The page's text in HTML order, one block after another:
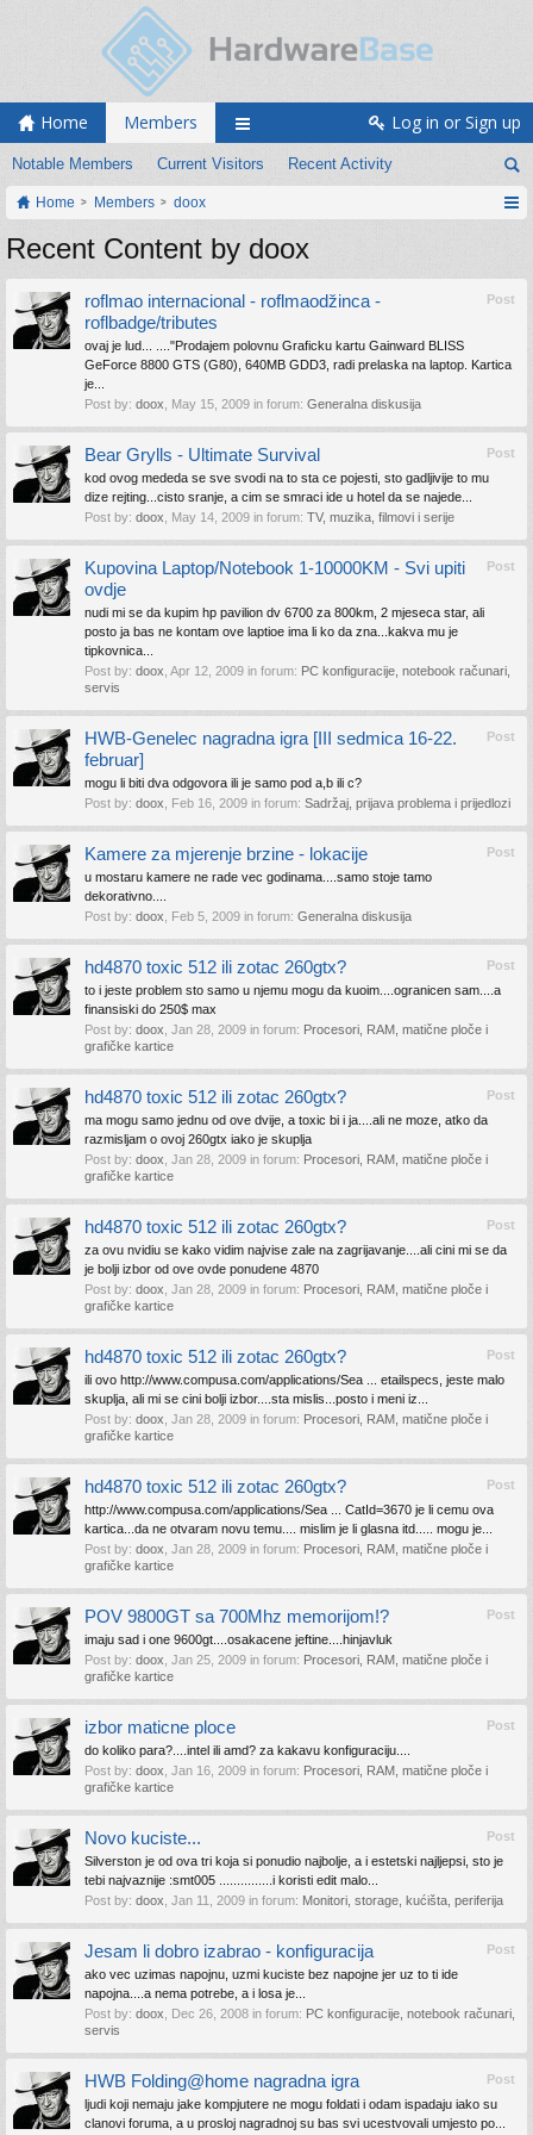
Home Members
Notable Members Current Visitors Recent Activity
Log in or Sign up
Home Members doox
Recent Content by doox
Post
roflmao internacional - roflmaodžinca -
roflbadge/tributes
ovaj je lud... ...."Prodajem polovnu Graficku kartu Gainward BLISS
GeForce 8800 GTS (G80), 640MB GDD3, radi prelaska na laptop. Kartica
je...
Post by: doox May 15, 2009 in forum: Generalna diskusija
Post
Bear Grylls - Ultimate Survival
kod ovog mededa se sve svodi na to sta ce pojesti, sto gadljivije to mu
dize rejting...cisto sranje, a cim se smraci ide u hotel da se najede...
Post by: doox May 14, 2009 in forum: TV, muzika, filmovi i serije
Post
Kupovina Laptop/Notebook 1-10000KM - Svi upiti
ovdje
nudi mi se da kupim hp pavilion dv 6700 za 800km, 2 mjeseca star, ali
posto ja bas ne kontam ove laptioe ima li ko da zna...kakva mu je
tipkovnica...
Post by: doox Apr 12, 2009 in forum: PC konfiguracije, notebook računari,
servis
Post
HWB-Genelec nagradna igra [III sedmica 16-22.
februar]
mogu li biti dva odgovora ili je samo pod a,b ili c?
Post by: doox Feb 16, 2009 in forum: Sadržaj, prijava problema i prijedlozi
Post
Kamere za mjerenje brzine - lokacije
u mostaru kamere ne rade vec godinama....samo stoje tamo
dekorativno....
Post by: doox Feb 5, 2009 in forum: Generalna diskusija
Post
hd4870 toxic 512 ili zotac 260gtx?
to i jeste problem sto samo u njemu mogu da kuoim....ogranicen sam....a
finansiski do 250$ max
Post by: doox Jan 28, 2009 in forum: Procesori, RAM, matične ploče i
grafičke kartice
Post
hd4870 toxic 512 ili zotac 260gtx?
ma mogu samo jednu od ove dvije, a toxic bi i ja....ali ne moze, atko da
razmisljam o ovoj 260gtx iako je skuplja
Post by: doox Jan 28, 2009 in forum: Procesori, RAM, matične ploče i
grafičke kartice
Post
hd4870 toxic 512 ili zotac 260gtx?
za ovu nvidiu se kako vidim najvise zale na zagrijavanje....ali cini mi se da
je bolji izbor od ove ovde ponudene 4870
Post by: doox Jan 28, 2009 in forum: Procesori, RAM, matične ploče i
grafičke kartice
Post
hd4870 toxic 512 ili zotac 260gtx?
ili ovo http://www.compusa.com/applications/Sea ... etailspecs, jeste malo
skuplja, ali mi se cini bolji izbor....sta mislis...posto i meni iz...
Post by: doox Jan 28, 2009 in forum: Procesori, RAM, matične ploče i
grafičke kartice
Post
hd4870 toxic 512 ili zotac 260gtx?
http://www.compusa.com/applications/Sea ... CatId=3670 je li cemu ova
kartica...da ne otvaram novu temu.... mislim je li glasna itd..... mogu je...
Post by: doox Jan 28, 2009 in forum: Procesori, RAM, matične ploče i
grafičke kartice
Post
POV 9800GT sa 700Mhz memorijom!?
imaju sad i one 9600gt....osakacene jeftine....hinjavluk
Post by: doox Jan 25, 2009 in forum: Procesori, RAM, matične ploče i
grafičke kartice
Post
izbor maticne ploce
do koliko para?....intel ili amd? za kakavu konfiguraciju....
Post by: doox Jan 16, 2009 in forum: Procesori, RAM, matične ploče i
grafičke kartice
Post
Novo kuciste...
Silverston je od ova tri koja si ponudio najbolje, a i estetski najljepsi, sto je
tebi najvaznije :smt005 ...............i koristi edit malo...
Post by: doox Jan 11, 2009 in forum: Monitori, storage, kućišta, periferija
Post
Jesam li dobro izabrao - konfiguracija
ako vec uzimas napojnu, uzmi kuciste bez napojne jer uz to ti ide
napojna....a nema potrebe, a i losa je...
Post by: doox Dec 26, 2008 in forum: PC konfiguracije, notebook računari,
servis
Post
HWB Folding@home nagradna igra
ljudi koji nemaju jake kompjutere ne mogu foldati i odam ispadaju iako su
clanovi foruma, a u prosloj nagradnoj su bas svi ucestvovali umjesto po...